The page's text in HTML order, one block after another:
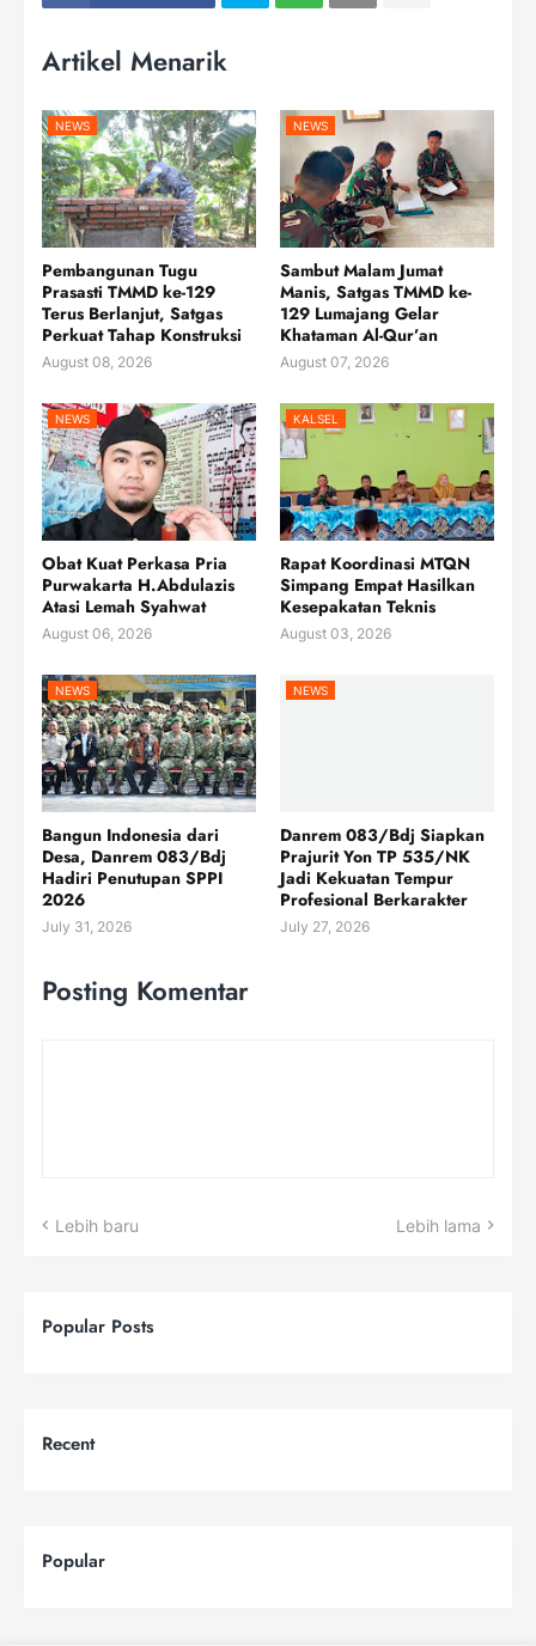
Artikel Menarik
NEWS
Pembangunan Tugu
Prasasti TMMD ke-129
Terus Berlanjut, Satgas
Perkuat Tahap Konstruksi
August 08, 2026
NEWS
Sambut Malam Jumat
Manis, Satgas TMMD ke-
129 Lumajang Gelar
Khataman Al-Qur’an
August 07, 2026
NEWS
Obat Kuat Perkasa Pria
Purwakarta H.Abdulazis
Atasi Lemah Syahwat
August 06, 2026
KALSEL
Rapat Koordinasi MTQN
Simpang Empat Hasilkan
Kesepakatan Teknis
August 03, 2026
NEWS
Bangun Indonesia dari
Desa, Danrem 083/Bdj
Hadiri Penutupan SPPI
2026
July 31, 2026
NEWS
Danrem 083/Bdj Siapkan
Prajurit Yon TP 535/NK
Jadi Kekuatan Tempur
Profesional Berkarakter
July 27, 2026
Posting Komentar
Lebih baru Lebih lama
Popular Posts
Recent
Popular